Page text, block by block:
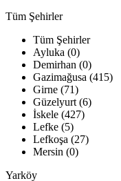
Tüm Şehirler
Tüm Şehirler
Ayluka (0)
Demirhan (0)
Gazimağusa (415)
Girne (71)
Güzelyurt (6)
İskele (427)
Lefke (5)
Lefkoşa (27)
Mersin (0)
Yarköy